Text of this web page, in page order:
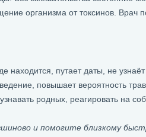
организма от токсинов. Врач
находится, путает даты, не
повышает вероятность
родных, реагировать на
и помогите близкому